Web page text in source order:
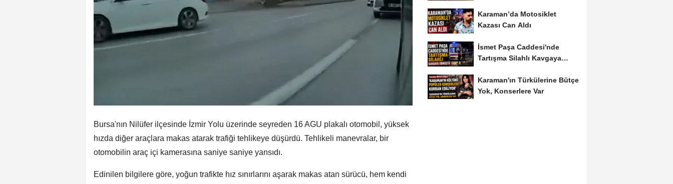
Bursa'nın Nilüfer ilçesinde İzmir Yolu üzerinde seyreden 16 AGU plakalı otomobil, yüksek
hızda diğer araçlara makas atarak trafiği tehlikeye düşürdü. Tehlikeli manevralar, bir
otomobilin araç içi kamerasına saniye saniye yansıdı.
Edinilen bilgilere göre, yoğun trafikte hız sınırlarını aşarak makas atan sürücü, hem kendi
Karaman’da Motosiklet
Kazası Can Aldı
İsmet Paşa Caddesi'nde
Tartışma Silahlı Kavgaya
Karaman'ın Türkülerine Bütçe
Yok, Konserlere Var